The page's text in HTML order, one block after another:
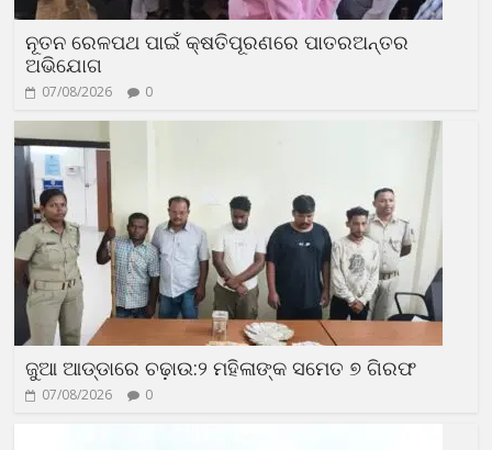
ନୂତନ ରେଳପଥ ପାଇଁ କ୍ଷତିପୂରଣରେ ପାତରଅନ୍ତର
ଅଭିଯୋଗ
07/08/2026 0
ଜୁଆ ଆଡ୍ଡାରେ ଚଢ଼ାଉ:୨ ମହିଳାଙ୍କ ସମେତ ୭ ଗିରଫ
07/08/2026 0